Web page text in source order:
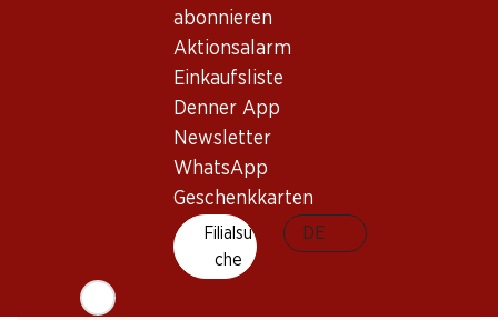
abonnieren
Aktionsalarm
Einkaufsliste
Denner App
Newsletter
WhatsApp
Geschenkkarten
Filialsu
che
DE
CO2-Fussabdruck
Säure